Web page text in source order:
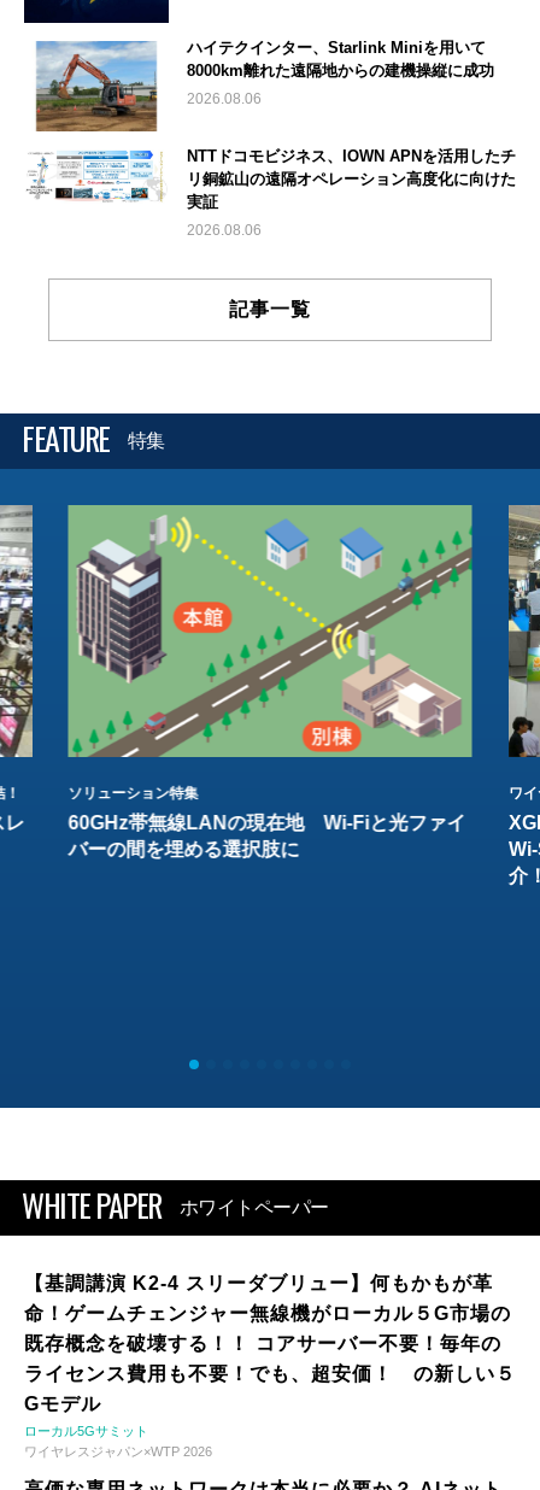
ハイテクインター、Starlink Miniを用いて
8000km離れた遠隔地からの建機操縦に成功
2026.08.06
NTTドコモビジネス、IOWN APNを活用したチ
リ銅鉱山の遠隔オペレーション高度化に向けた
実証
2026.08.06
記事一覧
FEATURE 特集
レ
ソリューション特集
60GHz帯無線LANの現在地 Wi-Fiと光ファイ
バーの間を埋める選択肢に
ワ
介
WHITE PAPER ホワイトペーパー
【基調講演 K2-4 スリーダブリュー】何もかもが革
命！ゲームチェンジャー無線機がローカル５G市場の
既存概念を破壊する！！ コアサーバー不要！毎年の
ライセンス費用も不要！でも、超安価！ の新しい５
Gモデル
ローカル5Gサミット
ワイヤレスジャパン×WTP 2026